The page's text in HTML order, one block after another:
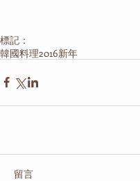
標記：
韓國料理2016新年
留言